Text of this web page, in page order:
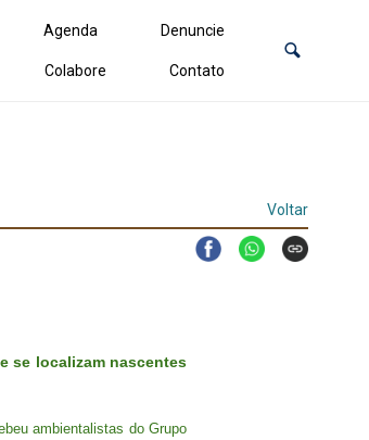
Agenda Denuncie
Colabore Contato
Voltar
se localizam nascentes
ambientalistas do Grupo